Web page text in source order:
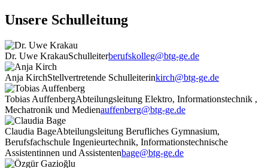
Unsere Schulleitung
Dr. Uwe KrakauSchulleiterberufskolleg@btg-ge.de
Anja KirchStellvertretende Schulleiterinkirch@btg-ge.de
Tobias AuffenbergAbteilungsleitung Elektro, Informationstechnik ,
Mechatronik und Medienauffenberg@btg-ge.de
Claudia BageAbteilungsleitung Berufliches Gymnasium,
Berufsfachschule Ingenieurtechnik, Informationstechnische
Assistentinnen und Assistentenbage@btg-ge.de